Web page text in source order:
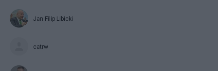
Jan Filip Libicki
catrw